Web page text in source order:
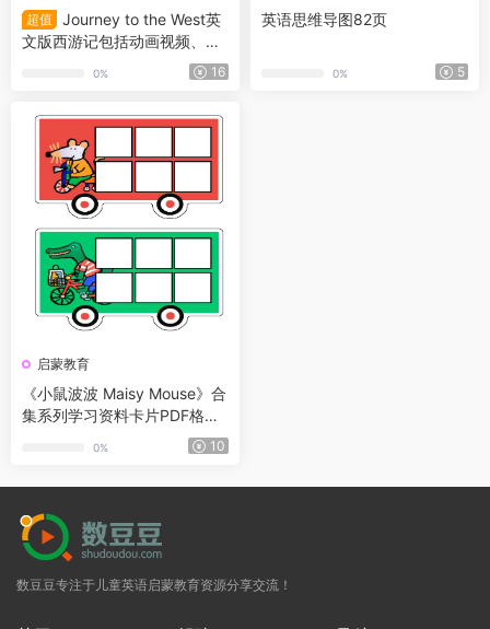
超值
Journey to the West英
文版西游记包括动画视频、绘
0% 16
英语思维导图82页
0% 5
启蒙教育
《小鼠波波 Maisy Mouse》合
集系列学习资料卡片PDF格式
0% 10
数豆豆专注于儿童英语启蒙教育资源分享交流！